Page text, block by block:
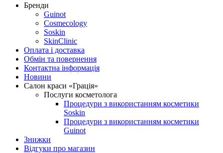
Бренди
Guinot
Cosmecology
Soskin
SkinClinic
Оплата і доставка
Обмін та повернення
Контактна інформація
Новини
Салон краси «Грація»
Послуги косметолога
Процедури з використанням косметики
Soskin
Процедури з використанням косметики
Guinot
Знижки
Відгуки про магазин